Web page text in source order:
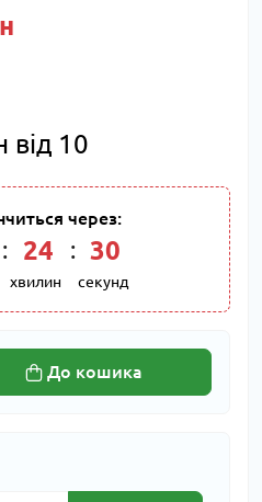
від 10
через:
: 24
хвилин
: 30
секунд
До кошика